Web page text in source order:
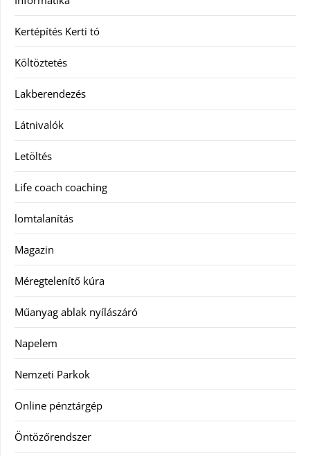
Kertépítés Kerti tó
Költöztetés
Lakberendezés
Látnivalók
Letöltés
Life coach coaching
lomtalanítás
Magazin
Méregtelenítő kúra
Műanyag ablak nyílászáró
Napelem
Nemzeti Parkok
Online pénztárgép
Öntözőrendszer